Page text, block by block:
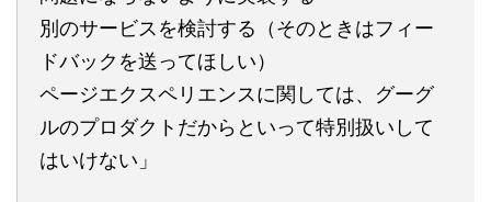
別のサービスを検討する（そのときはフィー
ドバックを送ってほしい）
ページエクスペリエンスに関しては、グーグ
ルのプロダクトだからといって特別扱いして
はいけない」